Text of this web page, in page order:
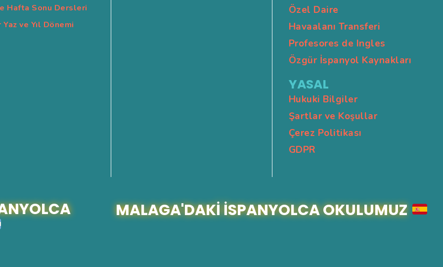
Hafta Sonu Dersleri
ve Yıl Dönemi
Özel Daire
Havaalanı Transferi
Profesores de Ingles
Özgür İspanyol Kaynakları
YASAL
Hukuki Bilgiler
Şartlar ve Koşullar
Çerez Politikası
GDPR
MALAGA'DAKİ İSPANYOLCA OKULUMUZ